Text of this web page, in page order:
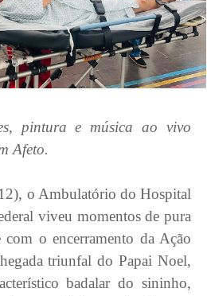
pintura e música ao vivo
Afeto.
o Ambulatório do Hospital
viveu momentos de pura
com o encerramento da Ação
triunfal do Papai Noel,
badalar do sininho,